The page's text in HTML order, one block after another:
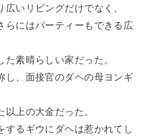
いリビングだけでなく、
らにはパーティーもできる広
素晴らしい家だった。
し、面接官のダヘの母ヨンギ
上の大金だった。
するギウにダヘは惹かれてし